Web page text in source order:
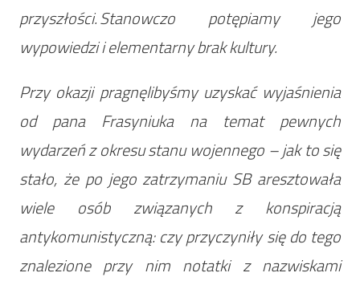
przyszłości. Stanowczo potępiamy jego
wypowiedzi i elementarny brak kultury.
Przy okazji pragnęlibyśmy uzyskać wyjaśnienia
od pana Frasyniuka na temat pewnych
wydarzeń z okresu stanu wojennego – jak to się
stało, że po jego zatrzymaniu SB aresztowała
wiele osób związanych z konspiracją
antykomunistyczną: czy przyczyniły się do tego
znalezione przy nim notatki z nazwiskami